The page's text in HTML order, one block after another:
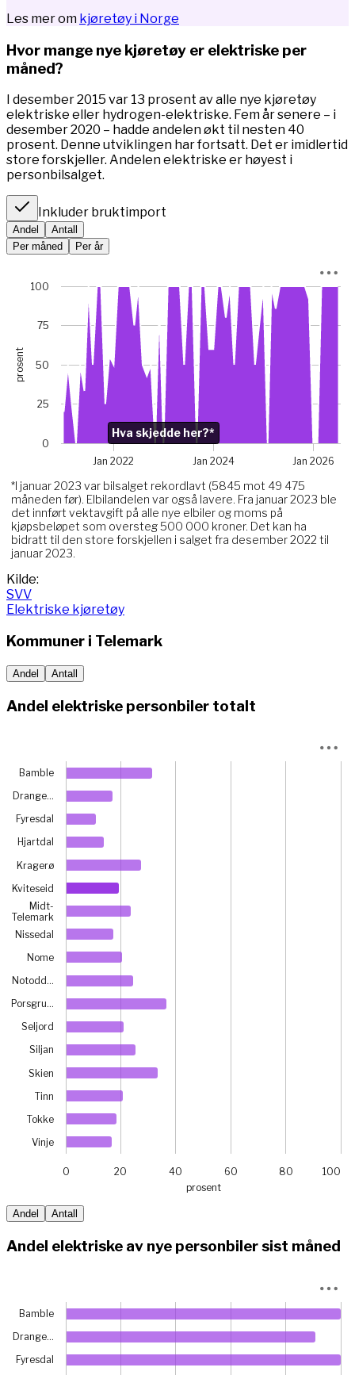
Les mer om kjøretøy i Norge
Hvor mange nye kjøretøy er elektriske per
måned?
I desember 2015 var 13 prosent av alle nye kjøretøy
elektriske eller hydrogen-elektriske. Fem år senere – i
desember 2020 – hadde andelen økt til nesten 40
prosent. Denne utviklingen har fortsatt. Det er imidlertid
store forskjeller. Andelen elektriske er høyest i
personbilsalget.
Inkluder bruktimport
Andel
Antall
Per måned
Per år
Chart with 67 data points.
*I januar 2023 var bilsalget rekordlavt (5845 mot 49
View as data table, Chart
The chart has 1 X axis displaying Time. Data ranges from
The chart has 1 Y axis displaying prosent. Data ranges
Chart annotations summary
Hva skjedde her?*. Related to Elektriske, data point
prosent
*I januar 2023 var bilsalget rekordlavt (5845 mot 49 475
måneden før). Elbilandelen var også lavere. Fra januar 2023 ble
det innført vektavgift på alle nye elbiler og moms på
kjøpsbeløpet som oversteg 500 000 kroner. Det kan ha
bidratt til den store forskjellen i salget fra desember 2022 til
januar 2023.
Jan 2022 Jan 2024 Jan 2026
0
25
50
75
100
Hva skjedde her?*
End of interactive chart.
Kilde:
SVV
Elektriske kjøretøy
Kommuner i Telemark
Andel Antall
Andel elektriske personbiler totalt
View as data table, Chart
The chart has 1 X axis displaying categories.
prosent
Bamble
Drange…
Fyresdal
Hjartdal
Kragerø
Kviteseid
Midt-
Telemark
Nissedal
Nome
Notodd…
Porsgru…
Seljord
Siljan
Skien
Tinn
Tokke
Vinje
0 20 40 60 80 100
End of interactive chart.
Andel Antall
Andel elektriske av nye personbiler sist måned
View as data table, Chart
The chart has 1 X axis displaying categories.
Bamble
Drange…
Fyresdal